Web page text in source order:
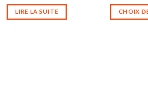
LIRE LA SUITE CHOIX